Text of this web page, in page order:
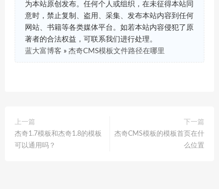
为本站原创发布。任何个人或组织，在未征得本站同
意时，禁止复制、盗用、采集、发布本站内容到任何
网站、书籍等各类媒体平台。如若本站内容侵犯了原
著者的合法权益，可联系我们进行处理。
蓝大富博客 » 杰奇CMS模板文件路径在哪里
上一篇
杰奇1.7模板和杰奇1.8的模板
可以通用吗？
下一篇
杰奇CMS模板的模板首页在什
么位置